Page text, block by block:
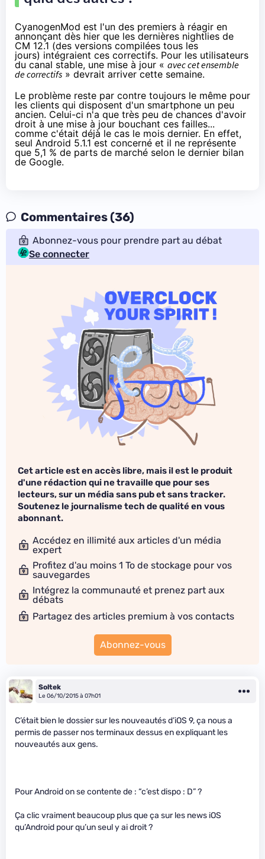
CyanogenMod est l'un des premiers à réagir en
annonçant dès hier que les dernières nightlies de
CM 12.1 (des versions compilées tous les
jours) intégraient ces correctifs. Pour les utilisateurs
du canal stable, une mise à jour « avec cet ensemble
de correctifs » devrait arriver cette semaine.
Le problème reste par contre toujours le même pour
les clients qui disposent d'un smartphone un peu
ancien. Celui-ci n'a que très peu de chances d'avoir
droit à une mise à jour bouchant ces failles...
comme c'était déjà le cas le mois dernier. En effet,
seul Android 5.1.1 est concerné et il ne représente
que 5,1 % de parts de marché selon le dernier bilan
de Google.
Commentaires (36)
Abonnez-vous pour prendre part au débat
Se connecter
Cet article est en accès libre, mais il est le produit
d'une rédaction qui ne travaille que pour ses
lecteurs, sur un média sans pub et sans tracker.
Soutenez le journalisme tech de qualité en vous
abonnant.
Accédez en illimité aux articles d'un média
expert
Profitez d'au moins 1 To de stockage pour vos
sauvegardes
Intégrez la communauté et prenez part aux
débats
Partagez des articles premium à vos contacts
Abonnez-vous
Soltek
Le 06/10/2015 à 07h01
C’était bien le dossier sur les nouveautés d’iOS 9, ça nous a
permis de passer nos terminaux dessus en expliquant les
nouveautés aux gens.
Pour Android on se contente de : “c’est dispo : D” ?
Ça clic vraiment beaucoup plus que ça sur les news iOS
qu’Android pour qu’un seul y ai droit ?